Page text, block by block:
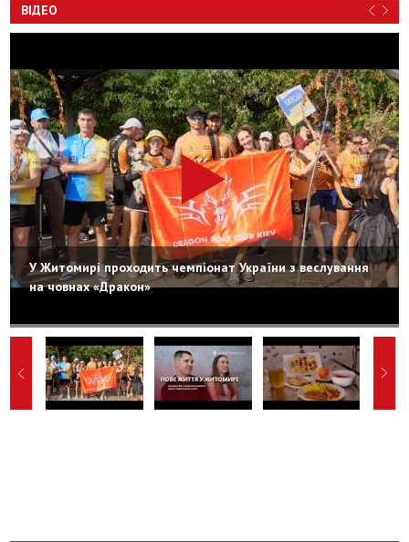
ВІДЕО
У Житомирі проходить чемпіонат України з веслування
на човнах «Дракон»